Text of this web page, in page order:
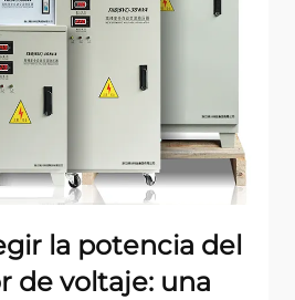
la potencia del
de voltaje: una